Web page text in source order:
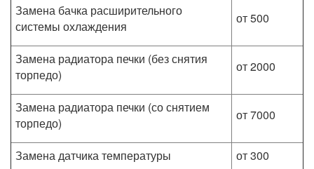
Замена бачка расширительного
системы охлаждения
от 500
Замена радиатора печки (без снятия
торпедо)
от 2000
Замена радиатора печки (со снятием
торпедо)
от 7000
Замена датчика температуры
от 300